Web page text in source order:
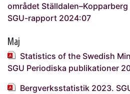
området
SGU-rapport 2024:07
Maj
Statistics of the Swedish
SGU Periodiska publikationer
Bergverksstatistik 2023.